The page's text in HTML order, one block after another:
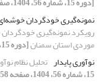
نمونه‌گیری خودگردان
رویکرد نمونه‌گیری
موردی استان سمنان[دوره 15، شماره 56، 1404، صفحه 24-56]
نوآوری پایدار تحلیل نظام
15، شماره 56، 1404، صفحه 58-104]